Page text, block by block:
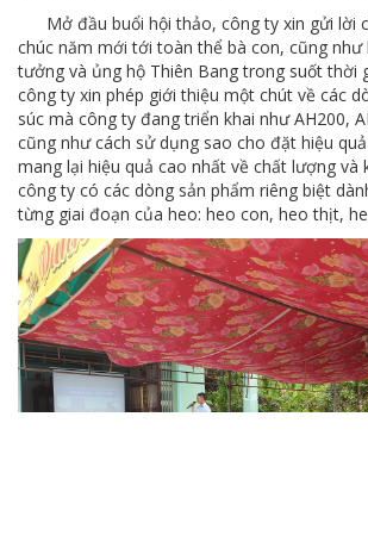
Mở đầu buổi hội thảo, công ty xin gửi lời
chúc năm mới tới toàn thể bà con, cũng như
tưởng và ủng hộ Thiên Bang trong suốt thời
công ty xin phép giới thiệu một chút về các
súc mà công ty đang triển khai như AH200,
cũng như cách sử dụng sao cho đặt hiệu
mang lại hiệu quả cao nhất về chất lượng và
công ty có các dòng sản phẩm riêng biệt
từng giai đoạn của heo: heo con, heo thịt,